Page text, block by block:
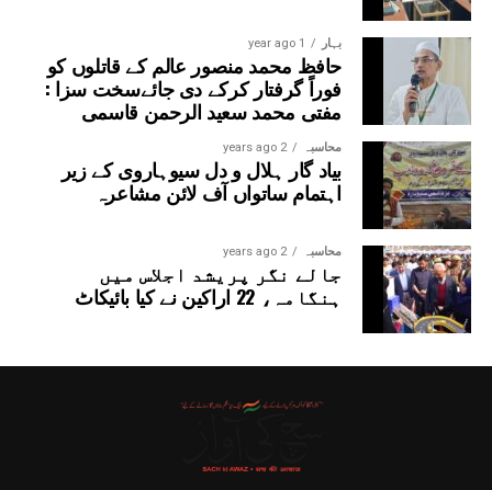
بہار 1 year ago
حافظ محمد منصور عالم کے قاتلوں کو
فوراً گرفتار کرکے دی جائےسخت سزا :
مفتی محمد سعید الرحمن قاسمی
محاسبہ 2 years ago
بیاد گار ہلال و دل سیوہاروی کے زیر
اہتمام ساتواں آف لائن مشاعرہ
محاسبہ 2 years ago
جالے نگر پریشد اجلاس میں
ہنگامہ، 22 اراکین نے کیا بائیکاٹ